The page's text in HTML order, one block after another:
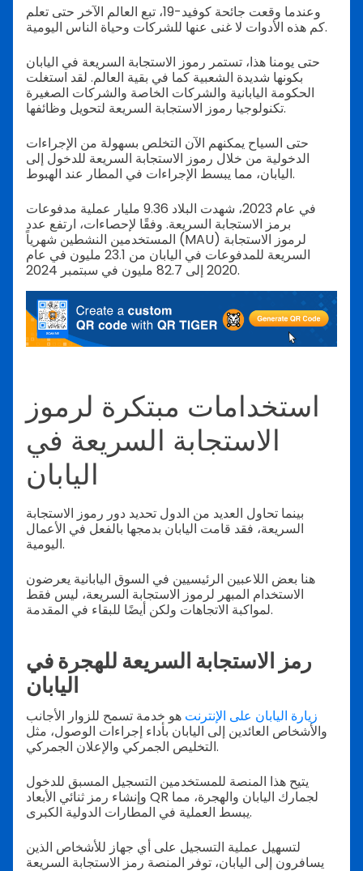
وعندما وقعت جائحة كوفيد-19، تبع العالم الآخر حتى تعلم
كم هذه الأدوات لا غنى عنها للشركات وحياة الناس اليومية.
حتى يومنا هذا، تستمر رموز الاستجابة السريعة في اليابان
بكونها شديدة الشعبية كما في بقية العالم. لقد استغلت
الحكومة اليابانية والشركات الخاصة والشركات الصغيرة
تكنولوجيا رموز الاستجابة السريعة لتحويل وظائفها.
حتى السياح يمكنهم الآن التخلص بسهولة من الإجراءات
الدخولية من خلال رموز الاستجابة السريعة للدخول إلى
اليابان، مما يبسط الإجراءات في المطار عند الهبوط.
في عام 2023، شهدت البلاد 9.36 مليار عملية مدفوعات
برمز الاستجابة السريعة. وفقًا لإحصاءات، ارتفع عدد
المستخدمين النشطين شهرياً (MAU) لرموز الاستجابة
السريعة للمدفوعات في اليابان من 23.1 مليون في عام
2020 إلى 82.7 مليون في سبتمبر 2024.
استخدامات مبتكرة لرموز
الاستجابة السريعة في
اليابان
بينما تحاول العديد من الدول تحديد دور رموز الاستجابة
السريعة، فقد قامت اليابان بدمجها بالفعل في الأعمال
اليومية.
هنا بعض اللاعبين الرئيسيين في السوق اليابانية يعرضون
الاستخدام المبهر لرموز الاستجابة السريعة، ليس فقط
لمواكبة الاتجاهات ولكن أيضًا للبقاء في المقدمة.
رمز الاستجابة السريعة للهجرة في
اليابان
زيارة اليابان على الإنترنت هو خدمة تسمح للزوار الأجانب
والأشخاص العائدين إلى اليابان بأداء إجراءات الوصول، مثل
التخليص الجمركي والإعلان الجمركي.
يتيح هذا المنصة للمستخدمين التسجيل المسبق للدخول
وإنشاء رمز ثنائي الأبعاد QR لجمارك اليابان والهجرة، مما
يبسط العملية في المطارات الدولية الكبرى.
لتسهيل عملية التسجيل على أي جهاز للأشخاص الذين
يسافرون إلى اليابان، توفر المنصة رمز الاستجابة السريعة